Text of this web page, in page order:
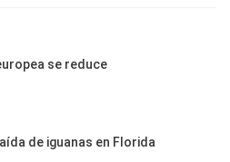
se reduce
de iguanas en Florida